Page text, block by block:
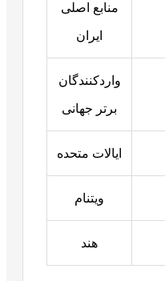
منابع اصلی
ایران
واردکنندگان
برتر جهانی
ایالات متحده
ویتنام
هند